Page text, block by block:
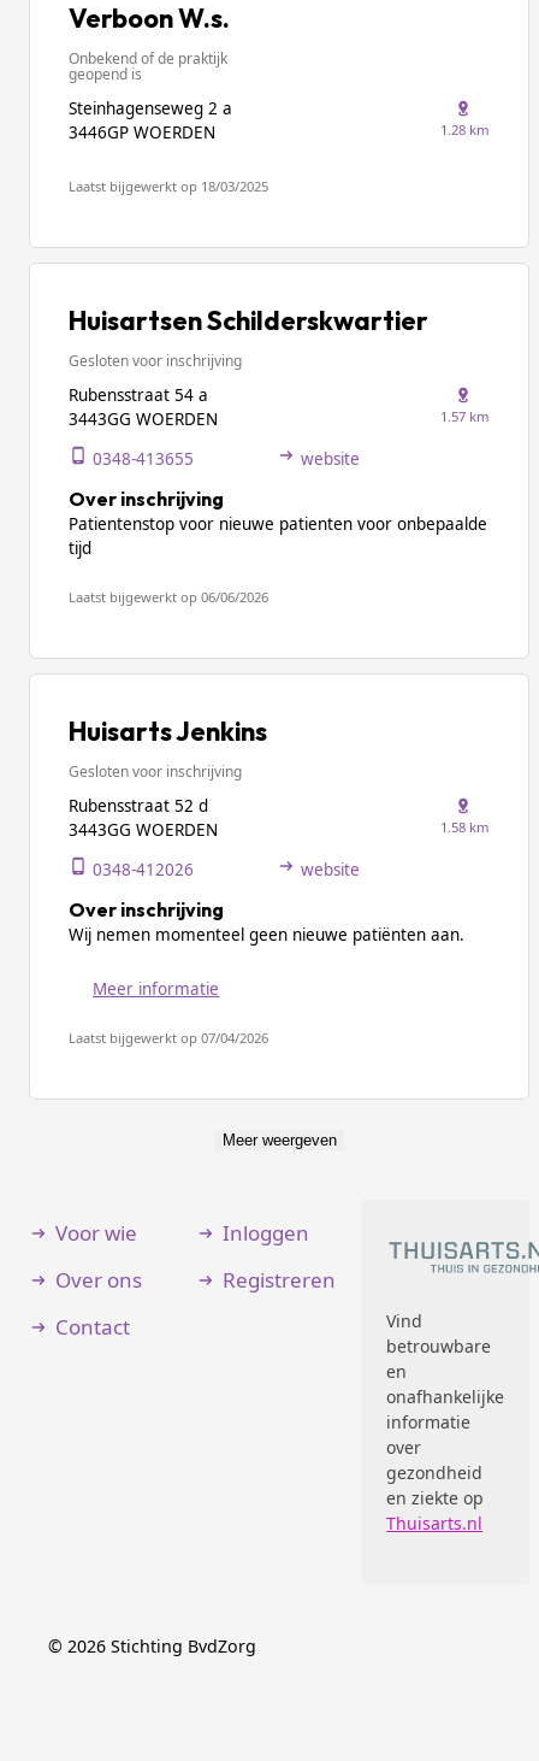
Verboon W.s.
Onbekend of de praktijk
geopend is
Steinhagenseweg 2 a
3446GP WOERDEN
1.28 km
Laatst bijgewerkt op 18/03/2025
Huisartsen Schilderskwartier
Gesloten voor inschrijving
Rubensstraat 54 a
3443GG WOERDEN
1.57 km
0348-413655 website
Over inschrijving
Patientenstop voor nieuwe patienten voor onbepaalde
tijd
Laatst bijgewerkt op 06/06/2026
Huisarts Jenkins
Gesloten voor inschrijving
Rubensstraat 52 d
3443GG WOERDEN
1.58 km
0348-412026 website
Over inschrijving
Wij nemen momenteel geen nieuwe patiënten aan.
Meer informatie
Laatst bijgewerkt op 07/04/2026
Meer weergeven
Voor wie
Over ons
Contact
Inloggen
Registreren
Vind
betrouwbare
en
onafhankelijke
informatie
over
gezondheid
en ziekte op
Thuisarts.nl
© 2026 Stichting BvdZorg